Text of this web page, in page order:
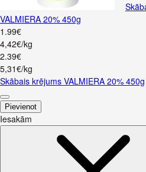
VALMIERA 20% 450g
1 .99€
4,42€/kg
2.39€
5,31€/kg
Skābais krējums VALMIERA 20% 450g
Pievienot